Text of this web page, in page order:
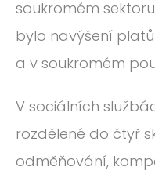
soukromém
bylo navýšení
a v soukromém
V sociálních
rozdělené do čtyř
odměňování,